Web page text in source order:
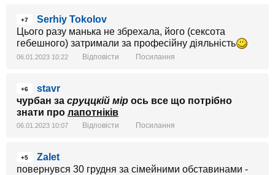
+7
Serhiy Tokolov
Цього разу манька не збрехала, його (сексота
гебешного) затримали за професійну діяльність
06.01.2023 10:22 Відповісти Посилання
+6
stavr
чурбан за сруццкій мір ось все що потрібно
знати про лапотніків
06.01.2023 10:07 Відповісти Посилання
+5
Zalet
повернувся 30 грудня за сімейними обставинами -